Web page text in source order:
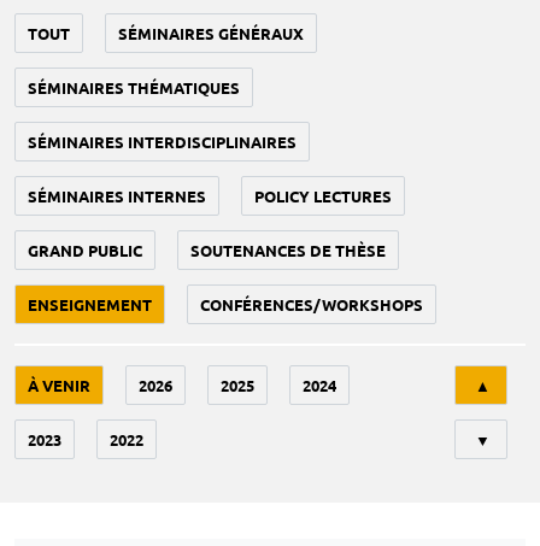
TOUT SÉMINAIRES GÉNÉRAUX
SÉMINAIRES THÉMATIQUES
SÉMINAIRES INTERDISCIPLINAIRES
SÉMINAIRES INTERNES POLICY LECTURES
GRAND PUBLIC SOUTENANCES DE THÈSE
ENSEIGNEMENT CONFÉRENCES/WORKSHOPS
À VENIR 2026 2025 2024
2023 2022
▲
▼